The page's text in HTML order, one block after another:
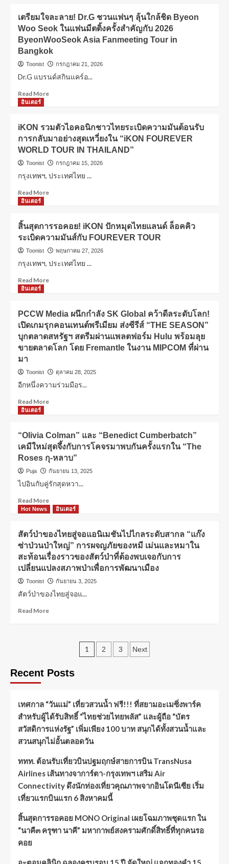
เตรียมใจละลาย! Dr.G ชวนแฟนๆ ลุ้นใกล้ชิด Byeon
Woo Seok ในแฟนมีตติ้งครั้งสำคัญกับ 2026
ByeonWooSeok Asia Fanmeeting Tour in
Bangkok
Toonist กรกฎาคม 21, 2026
Dr.G แบรนด์สกินแคร์อ...
Read More
อินเตอร์
iKON รวมตัวไอคอนิกชาวไทยระเบิดความมันต้อนรับ
การกลับมาอย่างสุดเหวี่ยงใน “iKON FOUREVER
WORLD TOUR IN THAILAND”
Toonist กรกฎาคม 15, 2026
กรุงเทพฯ, ประเทศไทย ...
Read More
อินเตอร์
สิ้นสุดการรอคอย! iKON ปักหมุดไทยแลนด์ ล็อคคิว
ระเบิดความมันส์กับ FOUREVER TOUR
Toonist พฤษภาคม 27, 2026
กรุงเทพฯ, ประเทศไทย ...
Read More
อินเตอร์
PCCW Media ผนึกกำลัง SK Global คว้าดีลระดับโลก!
เปิดเกมรุกคอนเทนต์พรีเมียม ส่งซีรีส์ “THE SEASON”
บุกตลาดสหรัฐฯ สตรีมผ่านแพลตฟอร์ม Hulu พร้อมลุย
ขายตลาดโลก โดย Fremantle ในงาน MIPCOM ที่ผ่าน
มา
Toonist ตุลาคม 28, 2025
อีกหนึ่งความร่วมมือร...
Read More
อินเตอร์
“Olivia Colman” และ “Benedict Cumberbatch”
เคมีใหม่สุดจึ้งกับการโคจรมาพบกันครั้งแรกใน “The
Roses กุ-หลาบ”
Puja กันยายน 13, 2025
ไปอินกับคู่รักสุดหวา...
Read More
Hot News อินเตอร์
สัตว์ป่าของไทยสู่จอแอนิเมชันไปไกลระดับสากล “แก๊ง
ซ่าป่วนป่าใหญ่” การผจญภัยของหมี เม่นและหมาใน
สะท้อนเรื่องราวของสัตว์ป่าที่ต้องพบเจอกับการ
เปลี่ยนแปลงสภาพป่าเพื่อการพัฒนาเมือง
Toonist กันยายน 3, 2025
สัตว์ป่าของไทยสู่จอแ...
Read More
1 2 3 Next
Recent Posts
เทศกาล “วันแม่” เที่ยวสวนน้ำ ฟรี!!! ที่สยามอะเมซิ่งพาร์ค
สำหรับผู้ได้รับสิทธิ์ “ไทยช่วยไทยพลัส” และผู้ถือ “บัตร
สวัสดิการแห่งรัฐ” เพิ่มเพียง 100 บาท สนุกได้ทั้งสวนน้ำและ
สวนสนุกไม่อั้นตลอดวัน
ททท. ต้อนรับเที่ยวบินปฐมฤกษ์สายการบิน TransNusa
Airlines เส้นทางจาการ์ตา-กรุงเทพฯ เสริม Air
Connectivity ดึงนักท่องเที่ยวคุณภาพจากอินโดนีเซีย เริ่ม
เที่ยวแรกบินแรก 6 สิงหาคมนี้
สิ้นสุดการรอคอย MONO Original เผยโฉมภาพชุดแรก ใน
“นาคี๓ ครุฑา นาคี” มหากาพย์สงครามศักดิ์สิทธิ์ที่ทุกคนรอ
คอย